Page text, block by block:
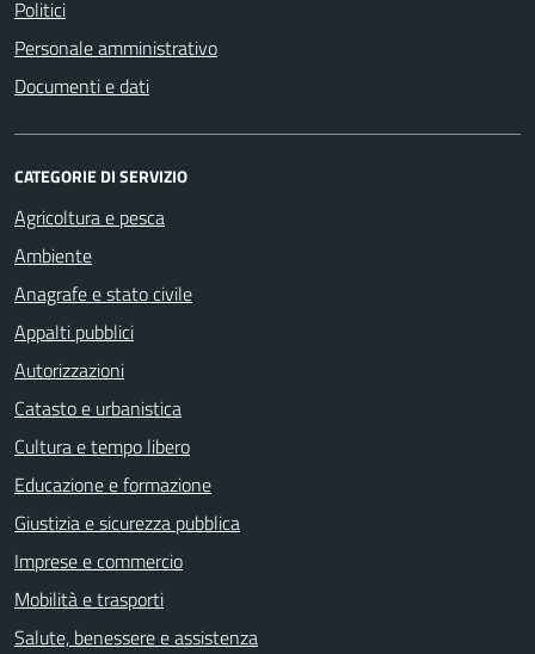
Politici
Personale amministrativo
Documenti e dati
CATEGORIE DI SERVIZIO
Agricoltura e pesca
Ambiente
Anagrafe e stato civile
Appalti pubblici
Autorizzazioni
Catasto e urbanistica
Cultura e tempo libero
Educazione e formazione
Giustizia e sicurezza pubblica
Imprese e commercio
Mobilità e trasporti
Salute, benessere e assistenza